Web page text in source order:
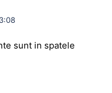
sunt in spatele